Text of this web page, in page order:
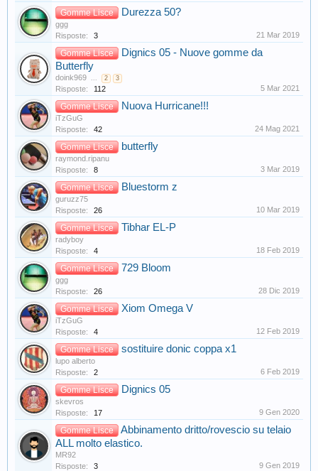
Gomme Lisce Durezza 50?
ggg
Risposte:
3 21 Mar 2019
Gomme Lisce
Dignics 05 - Nuove gomme da
Butterfly
doink969 ... 2 3
Risposte: 112 5 Mar 2021
Gomme Lisce Nuova Hurricane!!!
iTzGuG
Risposte:
42 24 Mag 2021
Gomme Lisce butterfly
raymond.ripanu
Risposte:
8 3 Mar 2019
Gomme Lisce Bluestorm z
guruzz75
Risposte:
26 10 Mar 2019
Gomme Lisce Tibhar EL-P
radyboy
Risposte:
4 18 Feb 2019
Gomme Lisce 729 Bloom
ggg
Risposte:
26 28 Dic 2019
Gomme Lisce Xiom Omega V
iTzGuG
Risposte:
4 12 Feb 2019
Gomme Lisce sostituire donic coppa x1
lupo alberto
Risposte:
2 6 Feb 2019
Gomme Lisce Dignics 05
skevros
Risposte:
17 9 Gen 2020
Gomme Lisce
Abbinamento dritto/rovescio su telaio
ALL molto elastico.
MR92
Risposte:
3 9 Gen 2019